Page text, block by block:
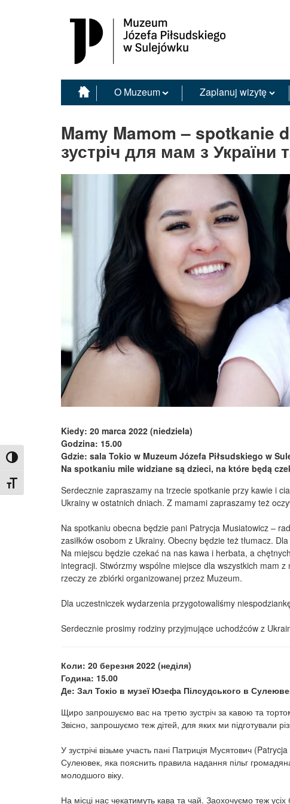
Toggle High Contrast
Toggle Font size
Muzeum Józefa Piłsudskiego w Sulejówku
O Muzeum Zaplanuj wizytę
Mamy Mamom – spotkanie
зустріч для мам з України
Kiedy: 20 marca 2022 (niedziela)
Godzina: 15.00
Gdzie: sala Tokio w Muzeum Józefa Piłsudskiego w
Na spotkaniu mile widziane są dzieci, na które będą
Serdecznie zapraszamy na trzecie spotkanie przy kawie i
Ukrainy w ostatnich dniach. Z mamami zapraszamy też
Na spotkaniu obecna będzie pani Patrycja Musiatowicz –
zasiłków osobom z Ukrainy. Obecny będzie też tłumacz.
Na miejscu będzie czekać na nas kawa i herbata, a
integracji. Stwórzmy wspólne miejsce dla wszystkich mam
rzeczy ze zbiórki organizowanej przez Muzeum.
Dla uczestniczek wydarzenia przygotowaliśmy
Serdecznie prosimy rodziny przyjmujące uchodźców z
Коли: 20 березня 2022 (неділя)
Година: 15.00
Де: Зал Токіо в музеї Юзефа Пілсудського в
Щиро запрошуємо вас на третю зустріч за кавою та
Звісно, запрошуємо теж дітей, для яких ми підготували
У зустрічі візьме участь пані Патриція Мусятович
Сулеювек, яка пояснить правила надання пільг
молодшого віку.
На місці нас чекатимуть кава та чай. Заохочуємо теж